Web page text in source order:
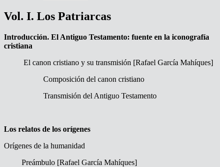
Vol. I. Los Patriarcas
Introducción. El Antiguo Testamento: fuente en la iconografía
cristiana
El canon cristiano y su transmisión [Rafael García Mahíques]
Composición del canon cristiano
Transmisión del Antiguo Testamento
Los relatos de los orígenes
Orígenes de la humanidad
Preámbulo [Rafael García Mahíques]